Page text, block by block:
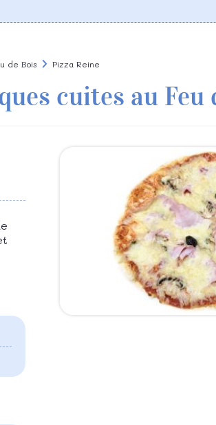
de Bois Pizza Reine
cuites au Feu